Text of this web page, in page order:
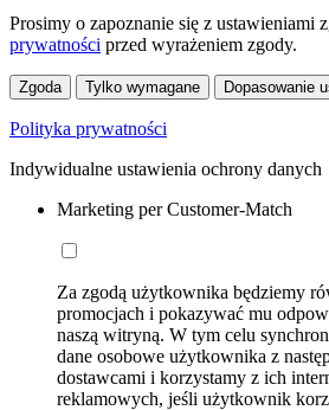
Prosimy o zapoznanie się z ustawieniami
prywatności przed wyrażeniem zgody.
Zgoda Tylko wymagane Dopasowanie
Polityka prywatności
Indywidualne ustawienia ochrony danych
Marketing per Customer-Match
Za zgodą użytkownika będziemy
promocjach i pokazywać mu
naszą witryną. W tym celu
dane osobowe użytkownika z
dostawcami i korzystamy z ich
reklamowych, jeśli użytkownik